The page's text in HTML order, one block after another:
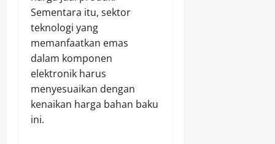
Sementara itu, sektor
teknologi yang
memanfaatkan emas
dalam komponen
elektronik harus
menyesuaikan dengan
kenaikan harga bahan baku
ini.